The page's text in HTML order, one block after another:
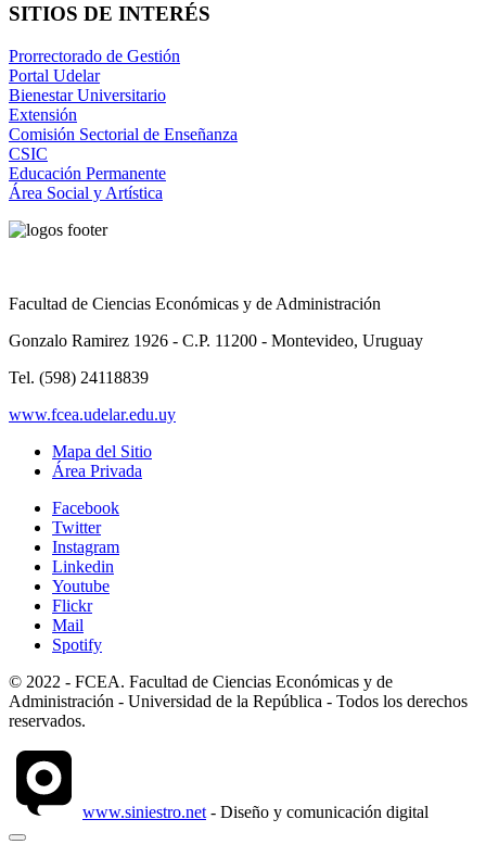
SITIOS DE INTERÉS
Prorrectorado de Gestión
Portal Udelar
Bienestar Universitario
Extensión
Comisión Sectorial de Enseñanza
CSIC
Educación Permanente
Área Social y Artística
Facultad de Ciencias Económicas y de Administración
Gonzalo Ramirez 1926 - C.P. 11200 - Montevideo, Uruguay
Tel. (598) 24118839
www.fcea.udelar.edu.uy
Mapa del Sitio
Área Privada
Facebook
Twitter
Instagram
Linkedin
Youtube
Flickr
Mail
Spotify
© 2022 - FCEA. Facultad de Ciencias Económicas y de
Administración - Universidad de la República - Todos los derechos
reservados.
www.siniestro.net - Diseño y comunicación digital